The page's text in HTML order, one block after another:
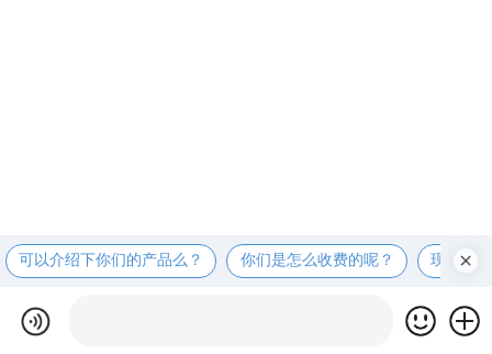
可以介绍下你们的产品么？ 你们是怎么收费的呢？ 现在有